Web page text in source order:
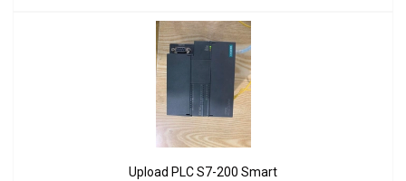
Upload PLC S7-200 Smart